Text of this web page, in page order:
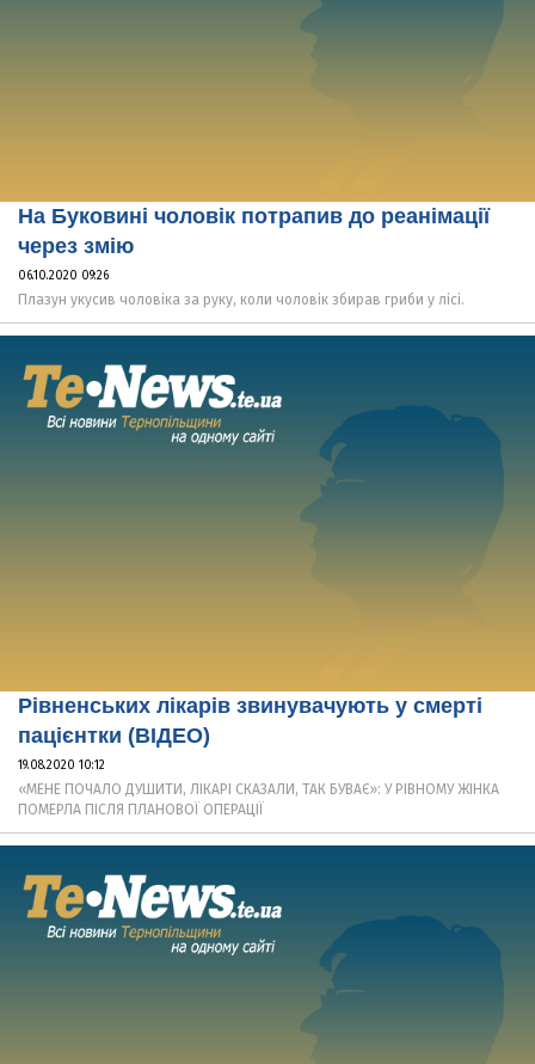
На Буковині чоловік потрапив до реанімації
через змію
06.10.2020 09:26
Плазун укусив чоловіка за руку, коли чоловік збирав гриби у лісі.
Рівненських лікарів звинувачують у смерті
пацієнтки (ВІДЕО)
19.08.2020 10:12
«МЕНЕ ПОЧАЛО ДУШИТИ, ЛІКАРІ СКАЗАЛИ, ТАК БУВАЄ»: У РІВНОМУ ЖІНКА
ПОМЕРЛА ПІСЛЯ ПЛАНОВОЇ ОПЕРАЦІЇ